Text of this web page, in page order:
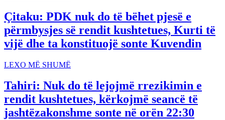
Çitaku: PDK nuk do të bëhet pjesë e
përmbysjes së rendit kushtetues, Kurti të
vijë dhe ta konstituojë sonte Kuvendin
LEXO MË SHUMË
Tahiri: Nuk do të lejojmë rrezikimin e
rendit kushtetues, kërkojmë seancë të
jashtëzakonshme sonte në orën 22:30